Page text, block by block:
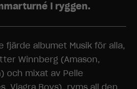
i ryggen.
fjärde albumet Musik för alla,
Winnberg (Amason,
och mixat av Pelle
Viagra Boys), ryms all den